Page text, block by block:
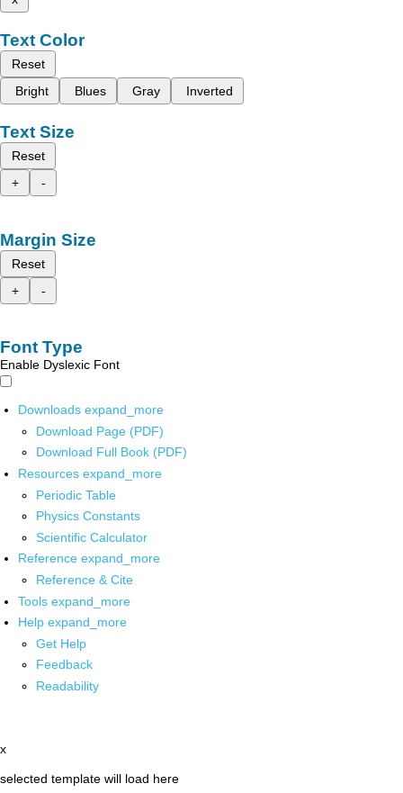
Text Color
Reset
Bright
Blues Gray Inverted
Text Size
Reset
+
-
Margin Size
Reset
+
-
Font Type
Enable Dyslexic Font
Downloads expand_more
Download Page (PDF)
Download Full Book (PDF)
Resources expand_more
Periodic Table
Physics Constants
Scientific Calculator
Reference expand_more
Reference & Cite
Tools expand_more
Help expand_more
Get Help
Feedback
Readability
x
selected template will load here